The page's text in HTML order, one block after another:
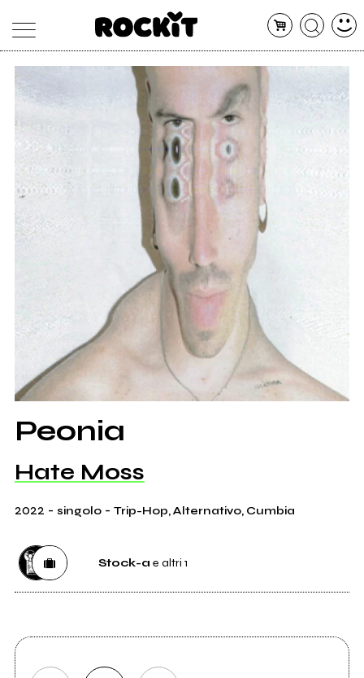
MAGAZINE
ARTICOLI
DATABASE
ARTISTI
CONCERTI
SHOP
RADIO
Peonia
Hate Moss
2022 - singolo- Trip-Hop, Alternativo, Cumbia
Stock-a e altri 1